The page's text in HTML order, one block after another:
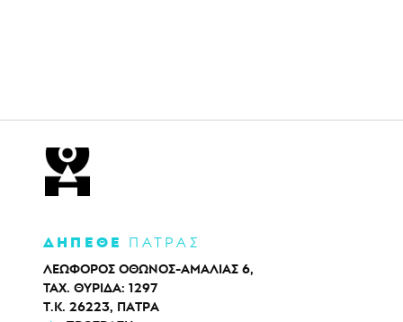
ΔΗΠΕΘΕ ΠΑΤΡΑΣ
ΛΕΩΦΟΡΟΣ ΟΘΩΝΟΣ-ΑΜΑΛΙΑΣ 6,
ΤΑΧ. ΘΥΡΙΔΑ: 1297
Τ.Κ. 26223, ΠΑΤΡΑ